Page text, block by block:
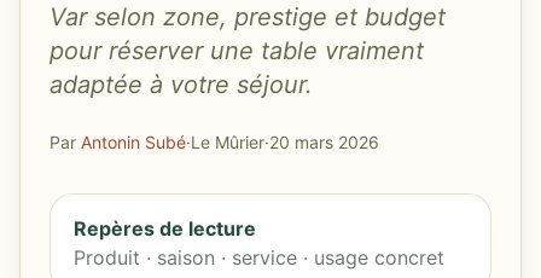
Var selon zone, prestige et budget
pour réserver une table vraiment
adaptée à votre séjour.
Par Antonin Subé·Le Mûrier·20 mars 2026
Repères de lecture
Produit · saison · service · usage concret